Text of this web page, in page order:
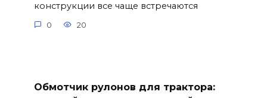
конструкции все чаще встречаются
0 20
Обмотчик рулонов для трактора: